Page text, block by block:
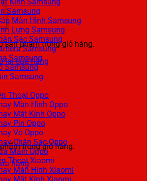
sản phẩm trong giỏ hàng.
lại cửa hàng
trong giỏ hàng.
hàng
Samsung
Màn Hình Samsung
Lưng Samsung
Sạc Samsung
Samsung
Samsung
Samsung
Samsung
Thoại Oppo
Màn Hình Oppo
Mặt Kính Oppo
Pin Oppo
Vỏ Oppo
Chân Sạc Oppo
Main Oppo
Thoại Xiaomi
Màn Hình Xiaomi